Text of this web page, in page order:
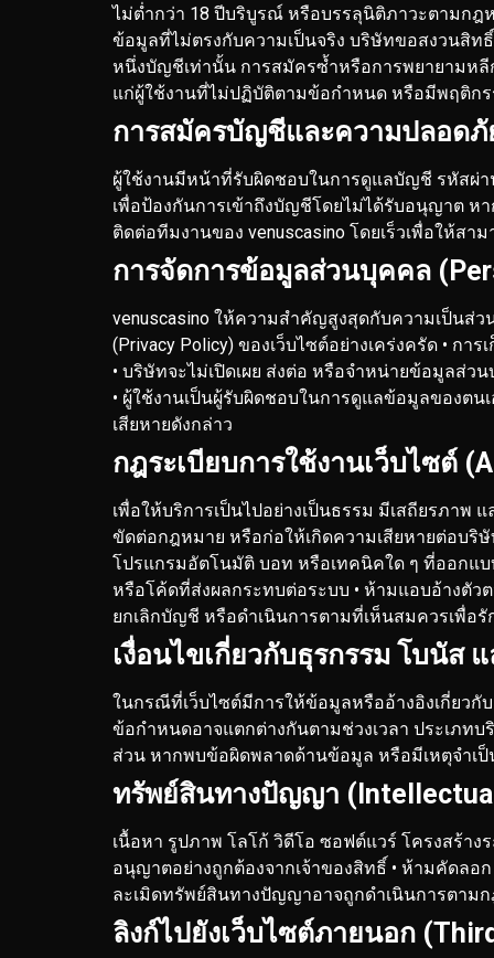
ไม่ต่ำกว่า 18 ปีบริบูรณ์ หรือบรรลุนิติภาวะตามก
ข้อมูลที่ไม่ตรงกับความเป็นจริง บริษัทขอสงวนสิท
หนึ่งบัญชีเท่านั้น การสมัครซ้ำหรือการพยายามหลี
แก่ผู้ใช้งานที่ไม่ปฏิบัติตามข้อกำหนด หรือมีพฤติก
การสมัครบัญชีและความปลอด
ผู้ใช้งานมีหน้าที่รับผิดชอบในการดูแลบัญชี รหัสผ่า
เพื่อป้องกันการเข้าถึงบัญชีโดยไม่ได้รับอนุญาต หา
ติดต่อทีมงานของ venuscasino โดยเร็วเพื่อให้สา
การจัดการข้อมูลส่วนบุคคล
venuscasino ให้ความสำคัญสูงสุดกับความเป็นส่
(Privacy Policy) ของเว็บไซต์อย่างเคร่งครัด • กา
• บริษัทจะไม่เปิดเผย ส่งต่อ หรือจำหน่ายข้อมูล
• ผู้ใช้งานเป็นผู้รับผิดชอบในการดูแลข้อมูลของต
เสียหายดังกล่าว
กฎระเบียบการใช้งานเว็บไซต์
เพื่อให้บริการเป็นไปอย่างเป็นธรรม มีเสถียรภาพ
ขัดต่อกฎหมาย หรือก่อให้เกิดความเสียหายต่อบริ
โปรแกรมอัตโนมัติ บอท หรือเทคนิคใด ๆ ที่ออกแบ
หรือโค้ดที่ส่งผลกระทบต่อระบบ • ห้ามแอบอ้างตั
ยกเลิกบัญชี หรือดำเนินการตามที่เห็นสมควรเพื่อ
เงื่อนไขเกี่ยวกับธุรกรรม โบนัส
ในกรณีที่เว็บไซต์มีการให้ข้อมูลหรืออ้างอิงเกี่ยวกั
ข้อกำหนดอาจแตกต่างกันตามช่วงเวลา ประเภทบ
ส่วน หากพบข้อผิดพลาดด้านข้อมูล หรือมีเหตุจำเ
ทรัพย์สินทางปัญญา
เนื้อหา รูปภาพ โลโก้ วิดีโอ ซอฟต์แวร์ โครงสร้า
อนุญาตอย่างถูกต้องจากเจ้าของสิทธิ์ • ห้ามคัดลอ
ละเมิดทรัพย์สินทางปัญญาอาจถูกดำเนินการตาม
ลิงก์ไปยังเว็บไซต์ภายนอก